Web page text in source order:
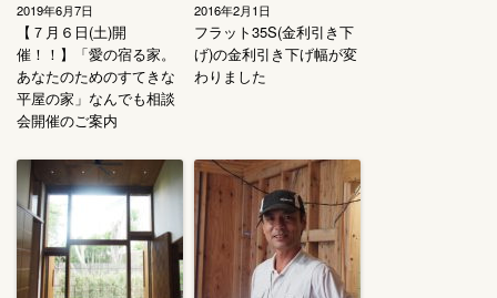
2019年6月7日
【７月６日(土)開
催！！】「愛の宿る家。
あなたのためのすてきな
平屋の家」なんでも相談
会開催のご案内
2016年2月1日
フラット35S(金利引き下
げ)の金利引き下げ幅が変
わりました